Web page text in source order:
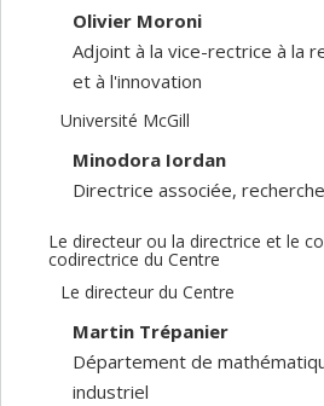
Olivier Moroni
Adjoint à la vice-rectrice à la
et à l'innovation
Université McGill
Minodora Iordan
Directrice associée,
Le directeur ou la directrice et le
codirectrice du Centre
Le directeur du Centre
Martin Trépanier
Département de
industriel